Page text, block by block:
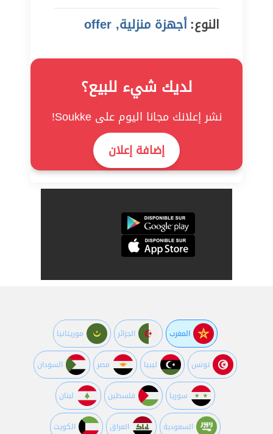
النوع:أجهزة منزلية, offer
لديك شيء للبيع؟
نشر إعلانك مجانا اليوم على Soukke!
إضافة إعلان
المغرب الجزائر موريتانيا
تونس ليبيا مصر السودان
سوريا فلسطين لبنان
السعودية العراق الكويت